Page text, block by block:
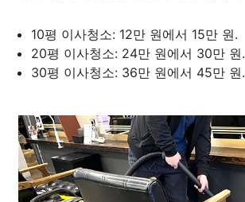
10평 이사청소: 12만 원에서 15만 원.
20평 이사청소: 24만 원에서 30만 원.
30평 이사청소: 36만 원에서 45만 원.